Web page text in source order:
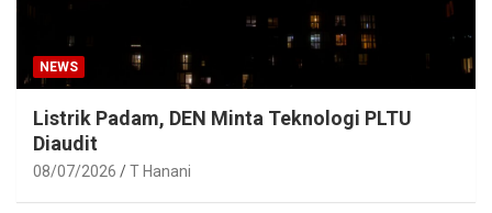
NEWS
Listrik Padam, DEN Minta Teknologi PLTU
Diaudit
08/07/2026 T Hanani